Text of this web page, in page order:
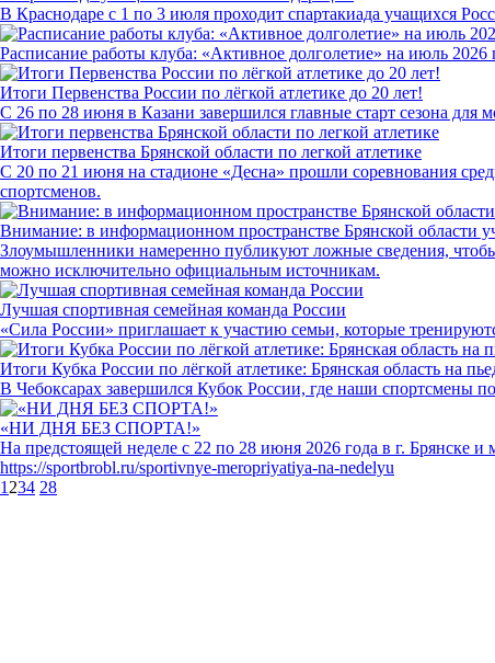
В Краснодаре с 1 по 3 июля проходит спартакиада учащихся
Расписание работы клуба: «Активное долголетие» на июль 2026
Итоги Первенства России по лёгкой атлетике до 20 лет!
С 26 по 28 июня в Казани завершился главные старт сезона
Итоги первенства Брянской области по легкой атлетике
С 20 по 21 июня на стадионе «Десна» прошли соревнования
спортсменов.
Внимание: в информационном пространстве Брянской области
Злоумышленники намеренно публикуют ложные сведения,
можно исключительно официальным источникам.
Лучшая спортивная семейная команда России
«Сила России» приглашает к участию семьи, которые
Итоги Кубка России по лёгкой атлетике: Брянская область на
В Чебоксарах завершился Кубок России, где наши спортсмены
«НИ ДНЯ БЕЗ СПОРТА!»
На предстоящей неделе с 22 по 28 июня 2026 года в г. Брянске
https://sportbrobl.ru/sportivnye-meropriyatiya-na-nedelyu
1 234 28